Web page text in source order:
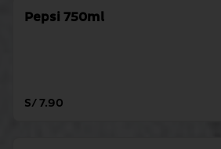
Pepsi 750ml
S/ 7.90